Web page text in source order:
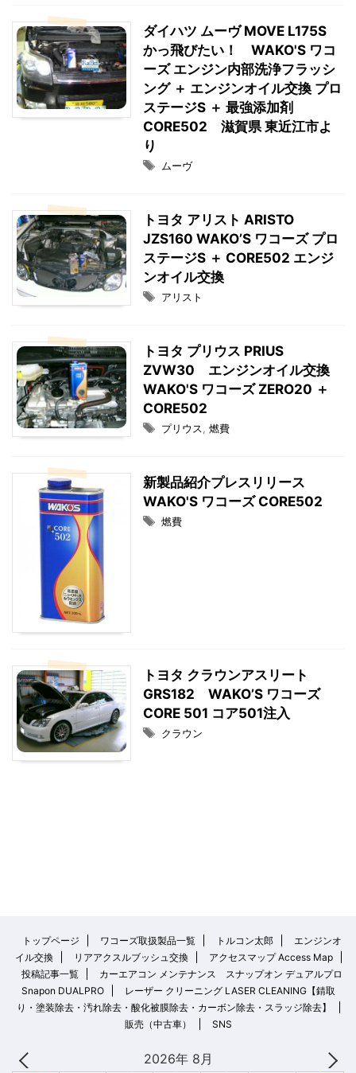
ダイハツ ムーヴ MOVE L175S
かっ飛びたい！ WAKO'S ワコ
ーズ エンジン内部洗浄フラッシ
ング ＋ エンジンオイル交換 プロ
ステージS ＋ 最強添加剤
CORE502 滋賀県 東近江市よ
り
ムーヴ
トヨタ アリスト ARISTO
JZS160 WAKO’S ワコーズ プロ
ステージS ＋ CORE502 エンジ
ンオイル交換
アリスト
トヨタ プリウス PRIUS
ZVW30 エンジンオイル交換
WAKO'S ワコーズ ZERO20 ＋
CORE502
プリウス 燃費
新製品紹介プレスリリース
WAKO'S ワコーズ CORE502
燃費
トヨタ クラウンアスリート
GRS182 WAKO’S ワコーズ
CORE 501 コア501注入
クラウン
トップページ ワコーズ取扱製品一覧 トルコン太郎
エンジンオ
イル交換
リアアクスルブッシュ交換
アクセスマップ Access Map
投稿記事一覧
カーエアコン メンテナンス スナップオン デュアルプロ
Snapon DUALPRO
レーザー クリーニング LASER CLEANING【錆取
り・塗装除去・汚れ除去・酸化被膜除去・カーボン除去・スラッジ除去】
販売（中古車）
SNS
2026年 8月